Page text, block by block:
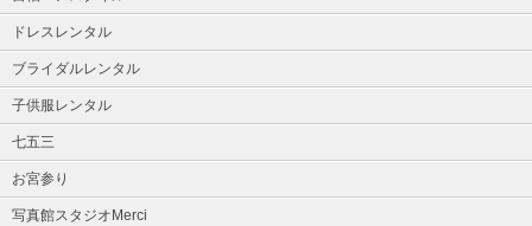
ドレスレンタル
ブライダルレンタル
子供服レンタル
七五三
お宮参り
写真館スタジオMerci